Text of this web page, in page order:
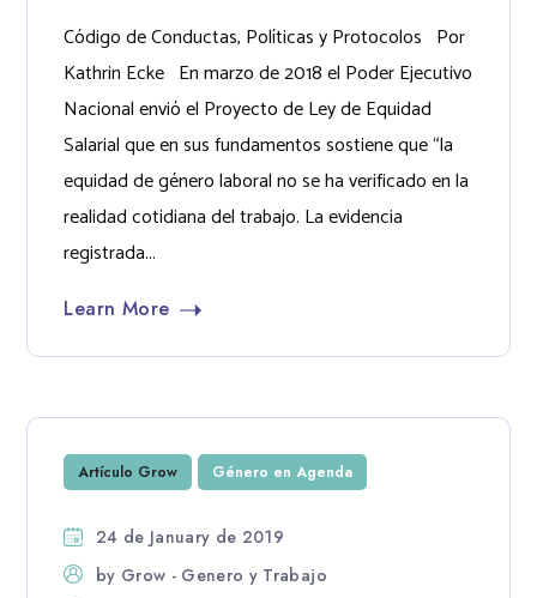
Código de Conductas, Políticas y Protocolos Por
Kathrin Ecke En marzo de 2018 el Poder Ejecutivo
Nacional envió el Proyecto de Ley de Equidad
Salarial que en sus fundamentos sostiene que “la
equidad de género laboral no se ha verificado en la
realidad cotidiana del trabajo. La evidencia
registrada...
Learn More
Artículo Grow Género en Agenda
24 de January de 2019
by Grow - Genero y Trabajo